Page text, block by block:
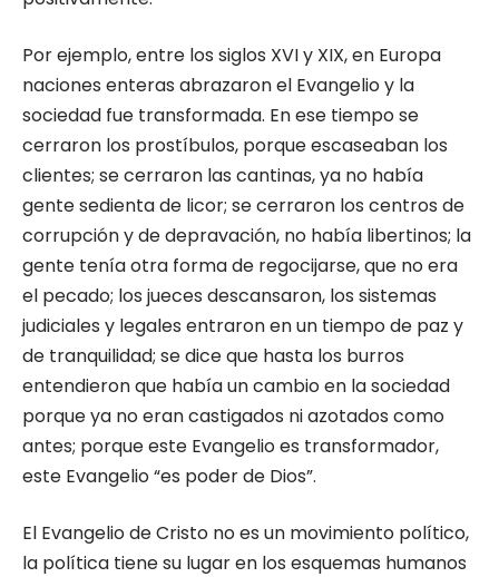
Por ejemplo, entre los siglos XVI y XIX, en Europa
naciones enteras abrazaron el Evangelio y la
sociedad fue transformada. En ese tiempo se
cerraron los prostíbulos, porque escaseaban los
clientes; se cerraron las cantinas, ya no había
gente sedienta de licor; se cerraron los centros de
corrupción y de depravación, no había libertinos; la
gente tenía otra forma de regocijarse, que no era
el pecado; los jueces descansaron, los sistemas
judiciales y legales entraron en un tiempo de paz y
de tranquilidad; se dice que hasta los burros
entendieron que había un cambio en la sociedad
porque ya no eran castigados ni azotados como
antes; porque este Evangelio es transformador,
este Evangelio “es poder de Dios”.
El Evangelio de Cristo no es un movimiento político,
la política tiene su lugar en los esquemas humanos